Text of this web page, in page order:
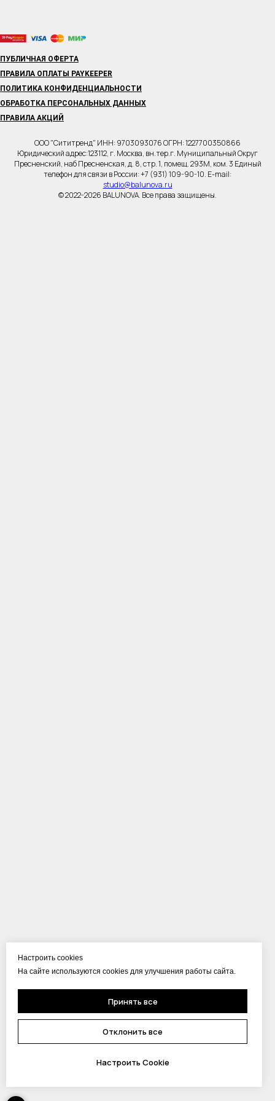
Настроить cookies
На сайте используются cookies для улучшения работы сайта.
Принять все
Отклонить все
Настроить Cookie
ПУБЛИЧНАЯ ОФЕРТА
ПРАВИЛА ОПЛАТЫ PAYKEEPER
ПОЛИТИКА КОНФИДЕНЦИАЛЬНОСТИ
ОБРАБОТКА ПЕРСОНАЛЬНЫХ ДАННЫХ
ПРАВИЛА АКЦИЙ
ООО "Сититренд" ИНН: 9703093076 ОГРН: 1227700350866
Юридический адрес:123112, г. Москва, вн.тер.г. Муниципальный Округ
Пресненский, наб Пресненская, д. 8, стр. 1, помещ. 293М, ком. 3 Единый
телефон для связи в России: +7 (931) 109-90-10. E-mail:
studio@balunova.ru
© 2022-2026 BALUNOVA. Все права защищены.